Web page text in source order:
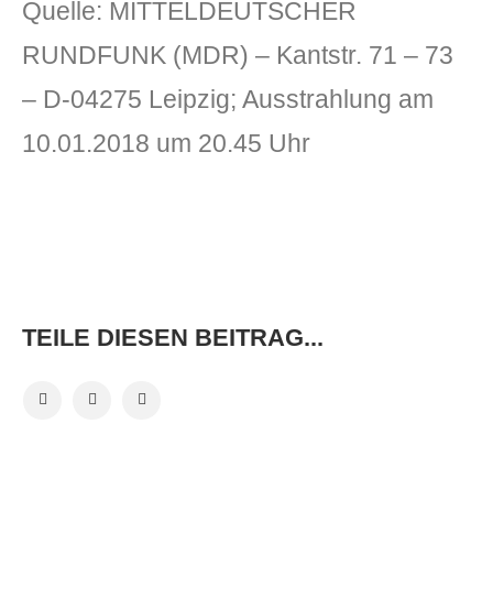
Quelle: MITTELDEUTSCHER
RUNDFUNK (MDR) – Kantstr. 71 – 73
– D-04275 Leipzig; Ausstrahlung am
10.01.2018 um 20.45 Uhr
TEILE DIESEN BEITRAG...